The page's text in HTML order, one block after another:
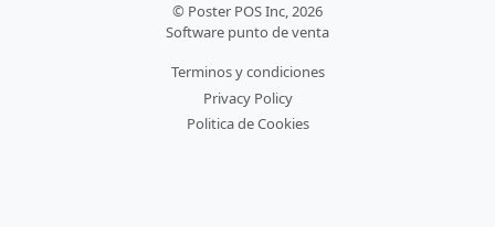
© Poster POS Inc, 2026
Software punto de venta
Terminos y condiciones
Privacy Policy
Politica de Cookies